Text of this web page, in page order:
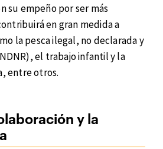
su empeño por ser más
en gran medida a
la pesca ilegal, no declarada y
el trabajo infantil y la
entre otros.
y la